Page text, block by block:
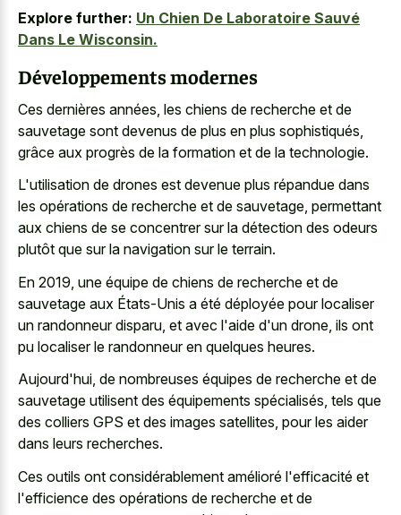
Explore further: Un Chien De Laboratoire Sauvé
Dans Le Wisconsin.
Développements modernes
Ces dernières années, les chiens de recherche et de
sauvetage sont devenus de plus en plus sophistiqués,
grâce aux progrès de la formation et de la technologie.
L'utilisation de drones est devenue plus répandue dans
les opérations de recherche et de sauvetage, permettant
aux chiens de se concentrer sur la détection des odeurs
plutôt que sur la navigation sur le terrain.
En 2019, une équipe de chiens de recherche et de
sauvetage aux États-Unis a été déployée pour localiser
un randonneur disparu, et avec l'aide d'un drone, ils ont
pu localiser le randonneur en quelques heures.
Aujourd'hui, de nombreuses équipes de recherche et de
sauvetage utilisent des équipements spécialisés, tels que
des colliers GPS et des images satellites, pour les aider
dans leurs recherches.
Ces outils ont considérablement amélioré l'efficacité et
l'efficience des opérations de recherche et de